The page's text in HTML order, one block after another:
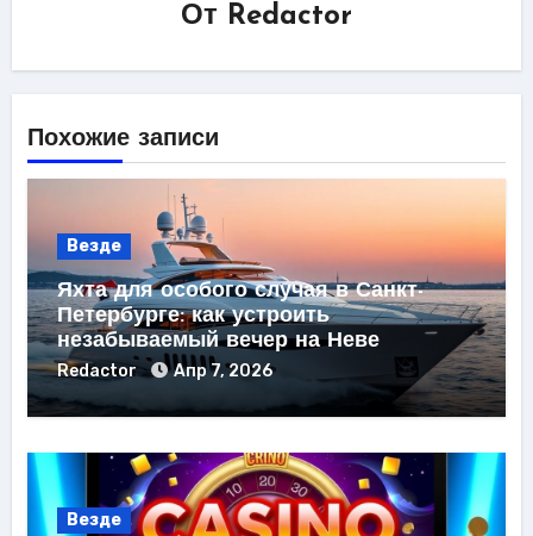
От Redactor
Похожие записи
Везде
Яхта для особого случая в Санкт-
Петербурге: как устроить
незабываемый вечер на Неве
Redactor Апр 7, 2026
Везде